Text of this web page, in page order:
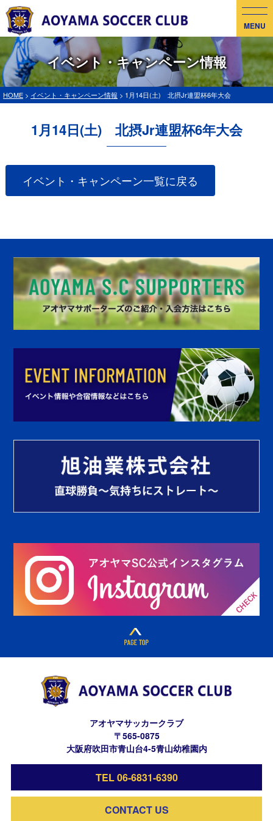
MENU
イベント・キャンペーン情報
HOME > イベント・キャンペーン情報 > 1月14日(土) 北摂Jr連盟杯6年大会
1月14日(土) 北摂Jr連盟杯6年大会
イベント・キャンペーン一覧に戻る
アオヤマサッカークラブ
〒565-0875
大阪府吹田市青山台4-5青山幼稚園内
TEL 06-6831-6390
CONTACT US